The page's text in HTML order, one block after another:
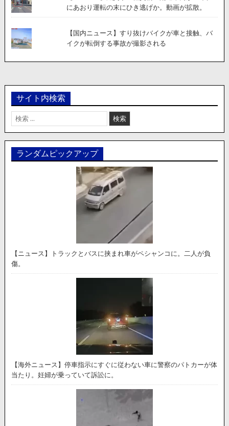
にあおり運転の末にひき逃げか。動画が拡散。
【国内ニュース】すり抜けバイクが車と接触、バ
イクが転倒する事故が撮影される
サイト内検索
検
索:
ランダムピックアップ
【ニュース】トラックとバスに挟まれ車がペシャンコに。二人が負
傷。
【海外ニュース】停車指示にすぐに従わない車に警察のパトカーが体
当たり。妊婦が乗っていて訴訟に。